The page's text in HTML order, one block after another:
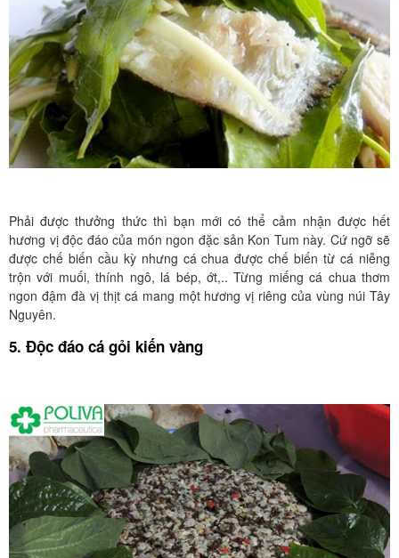
Phải được thưởng thức thì bạn mới có thể cảm nhận được hết
hương vị độc đáo của món ngon đặc sản Kon Tum này. Cứ ngỡ sẽ
được chế biến cầu kỳ nhưng cá chua được chế biến từ cá niễng
trộn với muối, thính ngô, lá bép, ớt,.. Từng miếng cá chua thơm
ngon đậm đà vị thịt cá mang một hương vị riêng của vùng núi Tây
Nguyên.
5. Độc đáo cá gỏi kiến vàng